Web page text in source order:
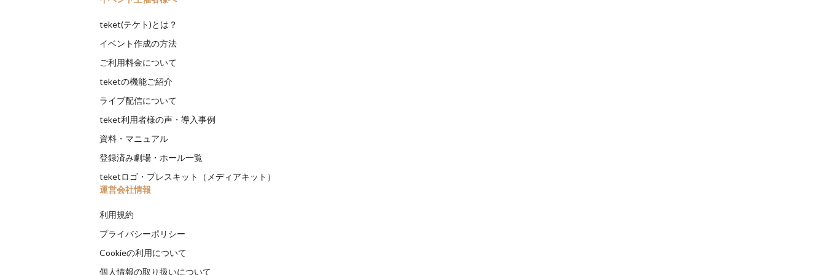
teket(テケト)とは？
イベント作成の方法
ご利用料金について
teketの機能ご紹介
ライブ配信について
teket利用者様の声・導入事例
資料・マニュアル
登録済み劇場・ホール一覧
teketロゴ・プレスキット（メディアキット）
運営会社情報
利用規約
プライバシーポリシー
Cookieの利用について
個人情報の取り扱いについて